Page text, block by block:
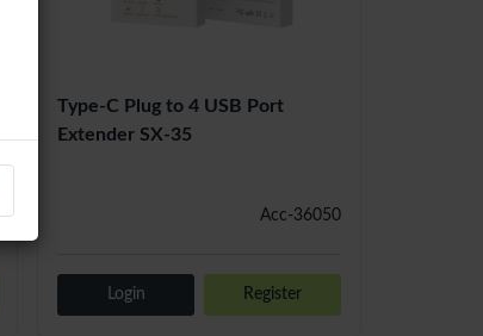
Type-C Plug to 4 USB Port
Extender SX-35
Acc-36050
Login Register